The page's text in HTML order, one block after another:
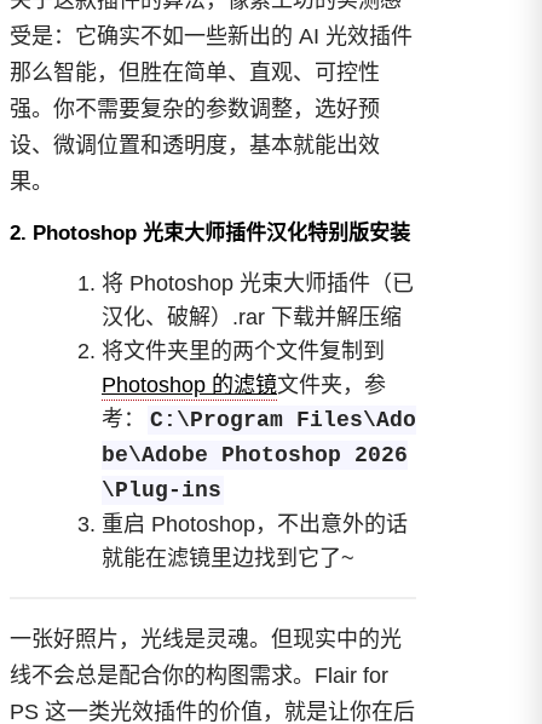
受是：它确实不如一些新出的 AI 光效插件
那么智能，但胜在简单、直观、可控性
强。你不需要复杂的参数调整，选好预
设、微调位置和透明度，基本就能出效
果。
2. Photoshop 光束大师插件汉化特别版安装
将 Photoshop 光束大师插件（已
汉化、破解）.rar 下载并解压缩
将文件夹里的两个文件复制到
Photoshop 的滤镜文件夹，参
考：
C:\Program Files\Ado
be\Adobe Photoshop 2026
\Plug-ins
重启 Photoshop，不出意外的话
就能在滤镜里边找到它了~
一张好照片，光线是灵魂。但现实中的光
线不会总是配合你的构图需求。Flair for
PS 这一类光效插件的价值，就是让你在后